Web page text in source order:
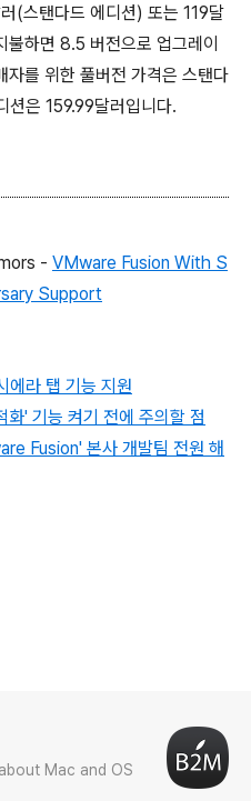
(스탠다드 에디션) 또는 119달
하면 8.5 버전으로 업그레이
자를 위한 풀버전 가격은 스탠다
션은 159.99달러입니다.
- VMware Fusion With S
Support
라 탭 기능 지원
' 기능 켜기 전에 주의할 점
Fusion' 본사 개발팀 전원 해
Mac and OS